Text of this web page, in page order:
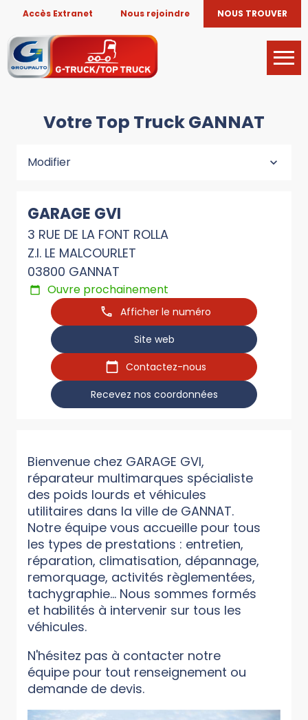
Accès Extranet Nous rejoindre NOUS TROUVER
Votre Top Truck GANNAT
Modifier
GARAGE GVI
3 RUE DE LA FONT ROLLA
Z.I. LE MALCOURLET
03800 GANNAT
Ouvre prochainement
Afficher le numéro
Site web
Contactez-nous
Recevez nos coordonnées
Bienvenue chez GARAGE GVI,
réparateur multimarques spécialiste
des poids lourds et véhicules
utilitaires dans la ville de GANNAT.
Notre équipe vous accueille pour tous
les types de prestations : entretien,
réparation, climatisation, dépannage,
remorquage, activités règlementées,
tachygraphie... Nous sommes formés
et habilités à intervenir sur tous les
véhicules.
N'hésitez pas à contacter notre
équipe pour tout renseignement ou
demande de devis.